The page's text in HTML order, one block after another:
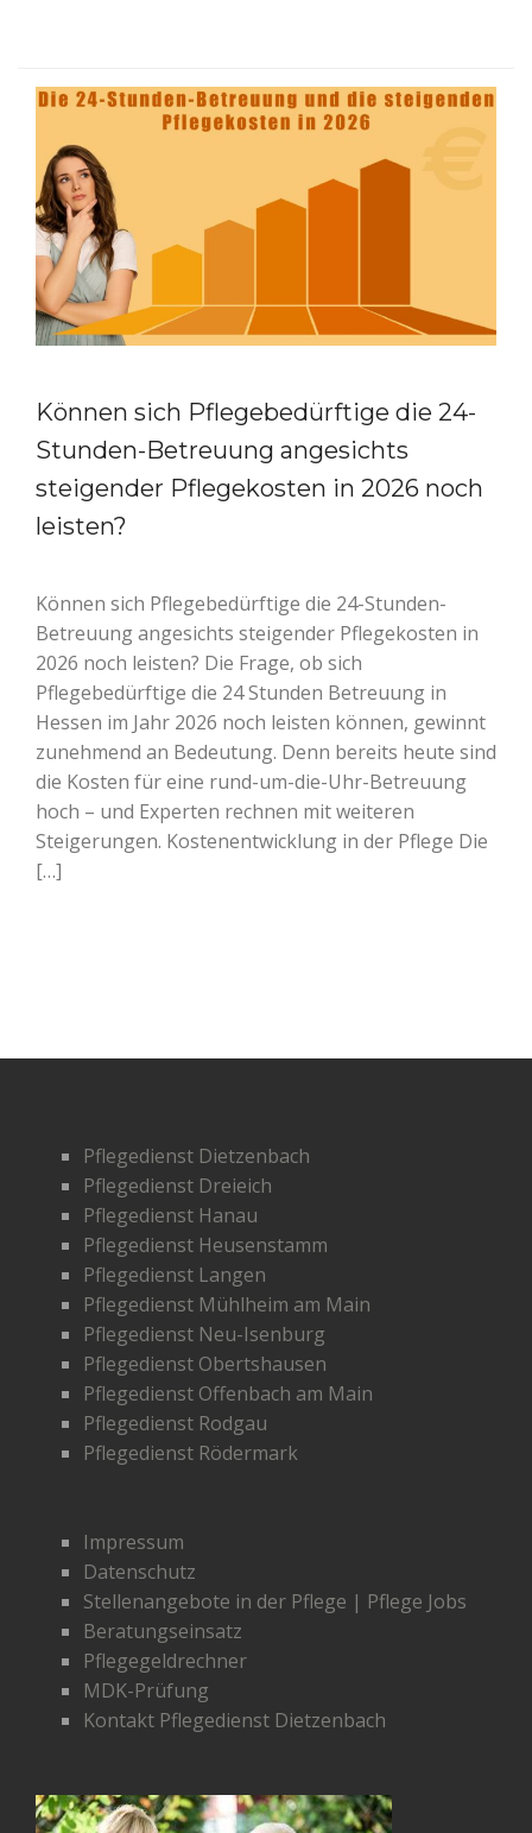
Können sich Pflegebedürftige die 24-
Stunden-Betreuung angesichts
steigender Pflegekosten in 2026 noch
leisten?
Können sich Pflegebedürftige die 24-Stunden-
Betreuung angesichts steigender Pflegekosten in
2026 noch leisten? Die Frage, ob sich
Pflegebedürftige die 24 Stunden Betreuung in
Hessen im Jahr 2026 noch leisten können, gewinnt
zunehmend an Bedeutung. Denn bereits heute sind
die Kosten für eine rund-um-die-Uhr-Betreuung
hoch – und Experten rechnen mit weiteren
Steigerungen. Kostenentwicklung in der Pflege Die
[…]
Pflegedienst Dietzenbach
Pflegedienst Dreieich
Pflegedienst Hanau
Pflegedienst Heusenstamm
Pflegedienst Langen
Pflegedienst Mühlheim am Main
Pflegedienst Neu-Isenburg
Pflegedienst Obertshausen
Pflegedienst Offenbach am Main
Pflegedienst Rodgau
Pflegedienst Rödermark
Impressum
Datenschutz
Stellenangebote in der Pflege | Pflege Jobs
Beratungseinsatz
Pflegegeldrechner
MDK-Prüfung
Kontakt Pflegedienst Dietzenbach